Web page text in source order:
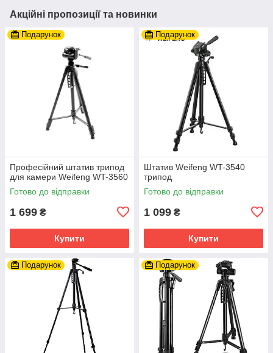
Акційні пропозиції та новинки
Подарунок
Професійний штатив трипод
для камери Weifeng WT-3560
Готово до відправки
1 699 ₴
Купити
Подарунок
Штатив Weifeng WT-3540
трипод
Готово до відправки
1 099 ₴
Купити
Подарунок Подарунок